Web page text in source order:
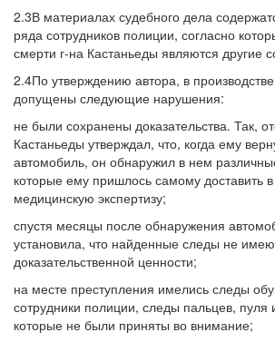
2.3В материалах судебного дела
ряда сотрудников полиции, согласно
смерти г-на Кастаньеды являются другие
2.4По утверждению автора, в
допущены следующие нарушения:
не были сохранены доказательства. Так,
Кастаньеды утверждал, что, когда ему
автомобиль, он обнаружил в нем
которые ему пришлось самому доставить
медицинскую экспертизу;
спустя месяцы после обнаружения
установила, что найденные следы не
доказательственной ценности;
на месте преступления имелись следы
сотрудники полиции, следы пальцев, пуля
которые не были приняты во внимание;